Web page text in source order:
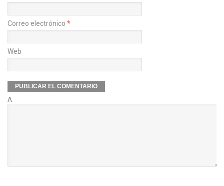
Correo electrónico *
Web
Δ